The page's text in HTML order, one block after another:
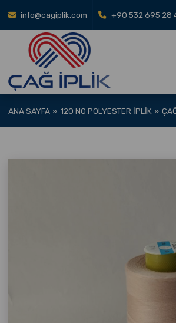
info@cagiplik.com +90 532 695 28
ANA SAYFA 120 NO POLYESTER İPLIK